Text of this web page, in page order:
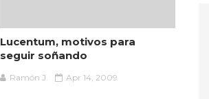
Lucentum, motivos para
seguir soñando
Ramón J. Apr 14, 2009